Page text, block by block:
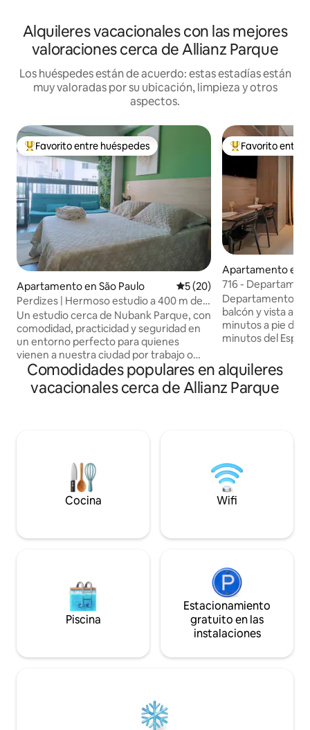
Alquileres vacacionales con las mejores
valoraciones cerca de Allianz Parque
Los huéspedes están de acuerdo: estas estadías están
muy valoradas por su ubicación, limpieza y otros
aspectos.
Favorito entre huéspedes preferido
Favorito entre huéspedes
Apartamento en São Paulo Calificación promedio: 5 de
5 (20)
Perdizes | Hermoso estudio a 400 m de
Nubank Parque
Un estudio cerca de Nubank Parque, con
comodidad, practicidad y seguridad en
un entorno perfecto para quienes
vienen a nuestra ciudad por trabajo o
por placer. El estudio está equipado con:
aire acondicionado wifi televisor
inteligente cocina completa con
mini market guarda volúmenes Cerca de
dos grandes centros comerciales, de la
estación de metro/tren y de la parada de
Favorito entre
Favorito entre
Apartamento en
716 -
Garaje / Piscina
Departamento
balcón y vista al
minutos a pie del
minutos del
comerciales y
turístico.
m², cuenta con
condominio con
1 plaza de
sujeto a
Comodidades populares en alquileres
vacacionales cerca de Allianz Parque
Cocina Wifi
Piscina
Estacionamiento
gratuito en las
instalaciones